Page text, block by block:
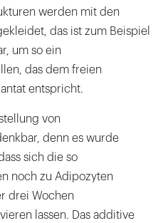
werden mit den
das ist zum Beispiel
um so ein
das dem freien
entspricht.
von
denn es wurde
sich die so
noch zu Adipozyten
drei Wochen
lassen. Das additive